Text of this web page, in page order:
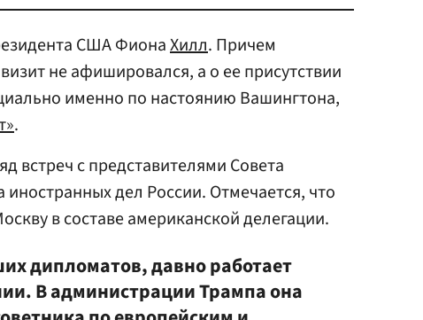
США ФионаХилл. Причем
не афишировался, а о ее присутствии
именно по настоянию Вашингтона,
.
встреч с представителями Совета
дел России. Отмечается, что
в составе американской делегации.
дипломатов, давно работает
В администрации Трампа она